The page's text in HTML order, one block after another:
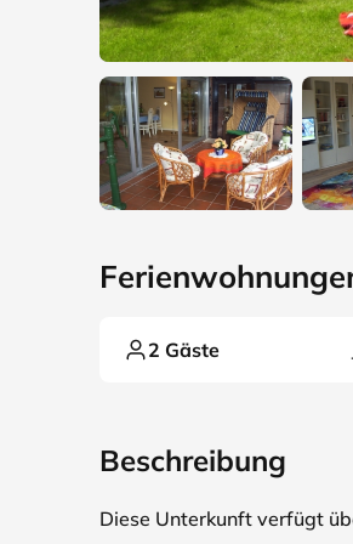
2 Gäste
Beschreibung
Diese Unterkunft verfügt